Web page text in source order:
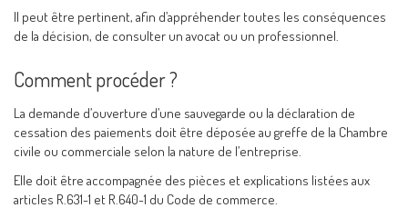
Il peut être pertinent, afin d’appréhender toutes les conséquences
de la décision, de consulter un avocat ou un professionnel.
Comment procéder ?
La demande d’ouverture d’une sauvegarde ou la déclaration de
cessation des paiements doit être déposée au greffe de la Chambre
civile ou commerciale selon la nature de l’entreprise.
Elle doit être accompagnée des pièces et explications listées aux
articles R.631-1 et R.640-1 du Code de commerce.